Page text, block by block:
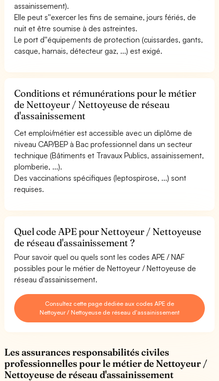
assainissement).
Elle peut s''exercer les fins de semaine, jours fériés, de
nuit et être soumise à des astreintes.
Le port d''équipements de protection (cuissardes, gants,
casque, harnais, détecteur gaz, ...) est exigé.
Conditions et rémunérations pour le métier
de Nettoyeur / Nettoyeuse de réseau
d'assainissement
Cet emploi/métier est accessible avec un diplôme de
niveau CAP/BEP à Bac professionnel dans un secteur
technique (Bâtiments et Travaux Publics, assainissement,
plomberie, ...).
Des vaccinations spécifiques (leptospirose, ...) sont
requises.
Quel code APE pour Nettoyeur / Nettoyeuse
de réseau d'assainissement ?
Pour savoir quel ou quels sont les codes APE / NAF
possibles pour le métier de Nettoyeur / Nettoyeuse de
réseau d'assainissement.
Consultez cette page dédiée aux codes APE de
Nettoyeur / Nettoyeuse de réseau d'assainissement
Les assurances responsabilités civiles
professionnelles pour le métier de Nettoyeur /
Nettoyeuse de réseau d'assainissement